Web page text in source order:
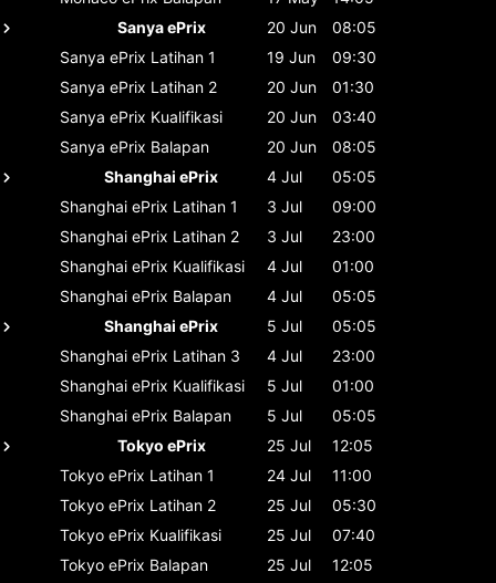
Sanya ePrix
20 Jun
08:05
Sanya ePrix Latihan 1 19 Jun
09:30
Sanya ePrix Latihan 2 20 Jun
01:30
Sanya ePrix Kualifikasi 20 Jun
03:40
Sanya ePrix Balapan 20 Jun
08:05
Shanghai ePrix
4 Jul
05:05
Shanghai ePrix Latihan 1 3 Jul
09:00
Shanghai ePrix Latihan 2 3 Jul
23:00
Shanghai ePrix Kualifikasi 4 Jul
01:00
Shanghai ePrix Balapan 4 Jul
05:05
Shanghai ePrix
5 Jul
05:05
Shanghai ePrix Latihan 3 4 Jul
23:00
Shanghai ePrix Kualifikasi 5 Jul
01:00
Shanghai ePrix Balapan 5 Jul
05:05
Tokyo ePrix
25 Jul
12:05
Tokyo ePrix Latihan 1 24 Jul
11:00
Tokyo ePrix Latihan 2 25 Jul
05:30
Tokyo ePrix Kualifikasi 25 Jul
07:40
Tokyo ePrix Balapan 25 Jul
12:05